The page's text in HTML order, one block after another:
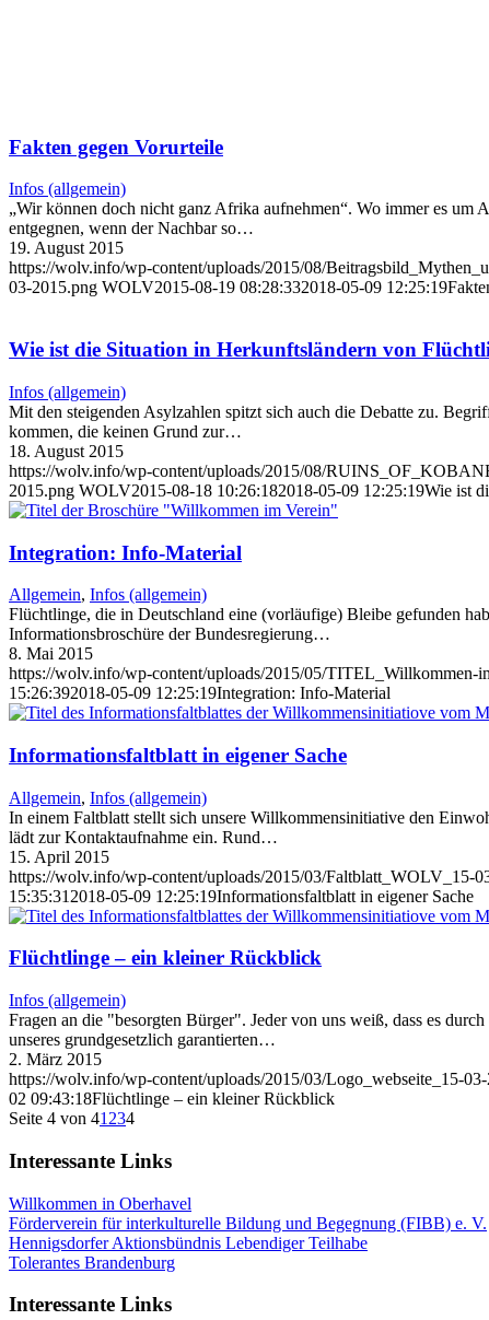
Fakten gegen Vorurteile
Infos (allgemein)
„Wir können doch nicht ganz Afrika aufnehmen“. Wo immer es um
entgegnen, wenn der Nachbar so…
19. August 2015
https://wolv.info/wp-content/uploads/2015/08/
03-2015.png WOLV2015-08-19 08:28:332018-05-09 12:25:19
Wie ist die Situation in Herkunftsländern von
Infos (allgemein)
Mit den steigenden Asylzahlen spitzt sich auch die Debatte zu.
kommen, die keinen Grund zur…
18. August 2015
https://wolv.info/wp-content/uploads/2015/08/
2015.png WOLV2015-08-18 10:26:182018-05-09 12:25:19Wie ist
Integration: Info-Material
Allgemein, Infos (allgemein)
Flüchtlinge, die in Deutschland eine (vorläufige) Bleibe gefunden
Informationsbroschüre der Bundesregierung…
8. Mai 2015
https://wolv.info/wp-content/uploads/2015/05/TITEL_Willkommen-
15:26:392018-05-09 12:25:19Integration: Info-Material
Informationsfaltblatt in eigener Sache
Allgemein, Infos (allgemein)
In einem Faltblatt stellt sich unsere Willkommensinitiative den
lädt zur Kontaktaufnahme ein. Rund…
15. April 2015
https://wolv.info/wp-content/uploads/2015/03/Faltblatt_WOLV_15-
15:35:31 2018-05-09 12:25:19Informationsfaltblatt in eigener Sache
Flüchtlinge – ein kleiner Rückblick
Infos (allgemein)
Fragen an die "besorgten Bürger". Jeder von uns weiß, dass es
unseres grundgesetzlich garantierten…
2. März 2015
https://wolv.info/wp-content/uploads/2015/03/Logo_webseite_15-
02 09:43:18Flüchtlinge – ein kleiner Rückblick
Seite 4 von 41 234
Interessante Links
Willkommen in Oberhavel
Förderverein für interkulturelle Bildung und Begegnung (FIBB) e. V.
Hennigsdorfer Aktionsbündnis Lebendiger Teilhabe
Tolerantes Brandenburg
Interessante Links